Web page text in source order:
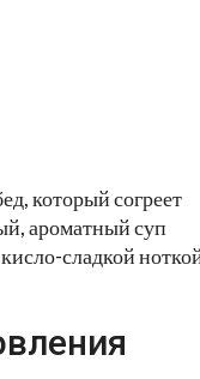
который согреет
ароматный суп
сладкой